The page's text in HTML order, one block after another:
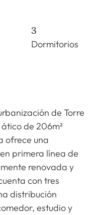
3
Dormitorios
de Torre
de 206m²
ofrece una
primera línea de
renovada y
con tres
distribución
estudio y